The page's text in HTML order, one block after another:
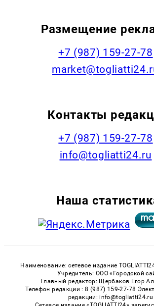
Размещение
+7 (987) 159-27-78
Контакты
+7 (987) 159-27-78
info@togliatti24.ru
Наша
Наименование: сетевое издание
Учредитель: ООО «Городской
Главный редактор: Щербаков Егор
Телефон редакции : 8 (987) 159-27-78
редакции: info@togliatti24.ru